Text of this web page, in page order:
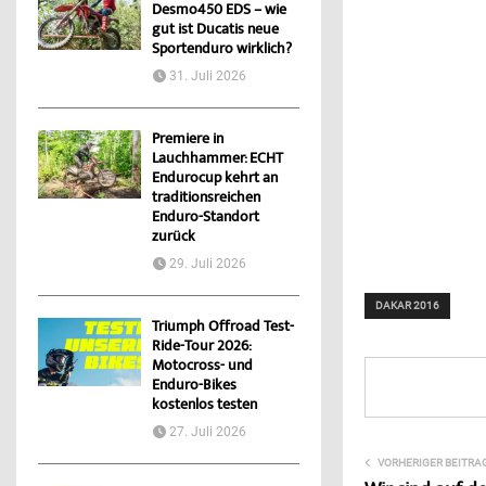
DAKAR 2016
VORHERIGER
Desmo450 EDS – wie
gut ist Ducatis neue
Sportenduro wirklich?
31. Juli 2026
Premiere in
Lauchhammer: ECHT
Endurocup kehrt an
traditionsreichen
Enduro-Standort
zurück
29. Juli 2026
Triumph Offroad Test-
Ride-Tour 2026:
Motocross- und
Enduro-Bikes
kostenlos testen
27. Juli 2026